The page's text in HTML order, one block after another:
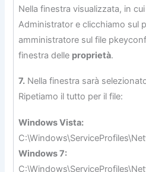
Nella finestra visualizzata, in
Administrator e clicchiamo sul
amministratore sul file
finestra delle proprietà.
7. Nella finestra sarà
Ripetiamo il tutto per il file:
Windows Vista:
Windows 7: